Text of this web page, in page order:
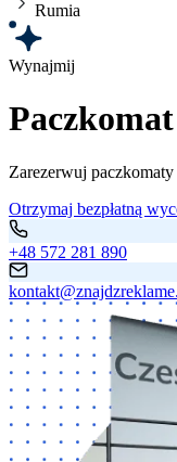
Rumia
Wynajmij
Zarezerwuj
Otrzymaj bezpłatną
+48 572 281 890